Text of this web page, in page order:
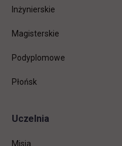
Inżynierskie
Magisterskie
Podyplomowe
Płońsk
Uczelnia
Misja